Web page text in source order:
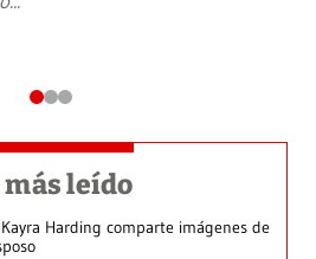
más leído
Kayra Harding comparte imágenes de